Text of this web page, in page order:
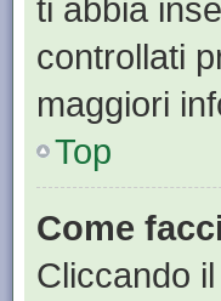
ti abbia
controllati
maggiori
Top
Come
Cliccando